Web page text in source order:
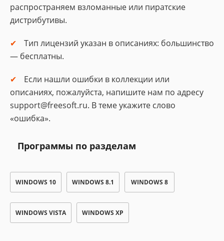
распространяем взломанные или пиратские
дистрибутивы.
Тип лицензий указан в описаниях: большинство
— бесплатны.
Если нашли ошибки в коллекции или
описаниях, пожалуйста, напишите нам по адресу
support@freesoft.ru. В теме укажите слово
«ошибка».
Программы по разделам
WINDOWS 10 WINDOWS 8.1 WINDOWS 8
WINDOWS VISTA WINDOWS XP